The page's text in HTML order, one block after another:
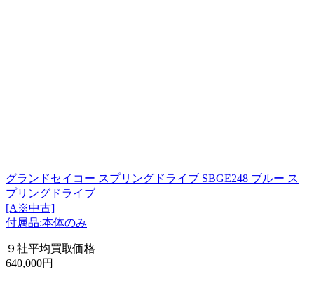
グランドセイコー スプリングドライブ SBGE248 ブルー ス
プリングドライブ
[A※中古]
付属品:本体のみ
９社平均買取価格
640,000円